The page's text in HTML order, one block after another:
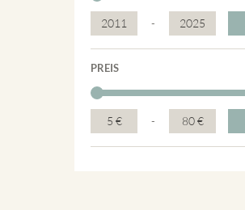
2011 - 2025
PREIS
5 € - 80 €